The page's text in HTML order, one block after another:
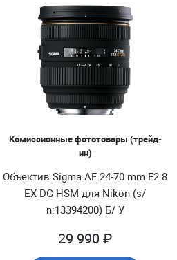
Комиссионные фототовары (трейд-
ин)
Объектив Sigma AF 24-70 mm F2.8
EX DG HSM для Nikon (s/
n:13394200) Б/ У
29 990 ₽